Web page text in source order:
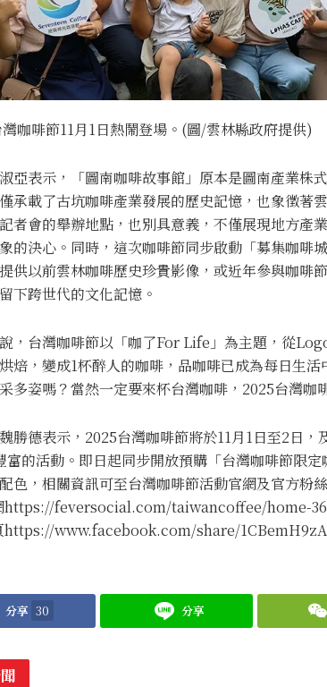
咖啡節11月1日熱鬧登場。(圖/雲林縣政府提供)
亞表示，「圖南咖啡故事館」原本是圖南產業株
承載了古坑咖啡產業發展的歷史記憶，也象徵著
者會的舉辦地點，也別具意義，不僅展現地方產
的決心。同時，這次咖啡節同步啟動「募集咖
供以前雲林咖啡歷史珍貴影像，或近年參與咖啡
下跨世代的文化記憶。
，台灣咖啡節以「咖了For Life」為主題，從
焙，變成1杯醉人的咖啡，品咖啡已成為每日生
多姿嗎？當然一定要來杯台灣咖啡，2025台灣咖
勝德表示，2025台灣咖啡節將於11月1日至2日
富的活動。即日起同步開放預購「台灣咖啡節限
色，相關資訊可至台灣咖啡節活動官網及官方粉
https://feversocial.com/taiwancoffee/home-
https://www.facebook.com/share/
分享 30 分享